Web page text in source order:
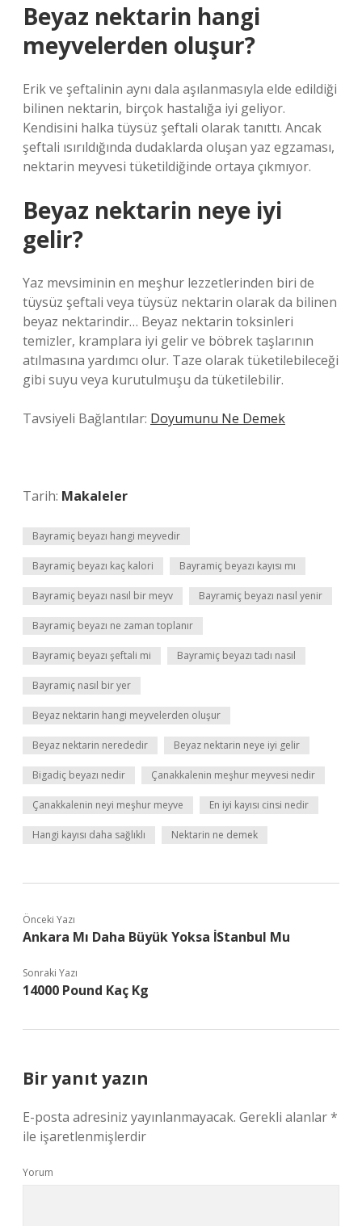
Beyaz nektarin hangi
meyvelerden oluşur?
Erik ve şeftalinin aynı dala aşılanmasıyla elde edildiği
bilinen nektarin, birçok hastalığa iyi geliyor.
Kendisini halka tüysüz şeftali olarak tanıttı. Ancak
şeftali ısırıldığında dudaklarda oluşan yaz egzaması,
nektarin meyvesi tüketildiğinde ortaya çıkmıyor.
Beyaz nektarin neye iyi
gelir?
Yaz mevsiminin en meşhur lezzetlerinden biri de
tüysüz şeftali veya tüysüz nektarin olarak da bilinen
beyaz nektarindir… Beyaz nektarin toksinleri
temizler, kramplara iyi gelir ve böbrek taşlarının
atılmasına yardımcı olur. Taze olarak tüketilebileceği
gibi suyu veya kurutulmuşu da tüketilebilir.
Tavsiyeli Bağlantılar: Doyumunu Ne Demek
Tarih: Makaleler
Bayramiç beyazı hangi meyvedir
Bayramiç beyazı kaç kalori Bayramiç beyazı kayısı mı
Bayramiç beyazı nasıl bir meyv Bayramiç beyazı nasıl yenir
Bayramiç beyazı ne zaman toplanır
Bayramiç beyazı şeftali mi Bayramiç beyazı tadı nasıl
Bayramiç nasıl bir yer
Beyaz nektarin hangi meyvelerden oluşur
Beyaz nektarin nerededir Beyaz nektarin neye iyi gelir
Bigadiç beyazı nedir Çanakkalenin meşhur meyvesi nedir
Çanakkalenin neyi meşhur meyve En iyi kayısı cinsi nedir
Hangi kayısı daha sağlıklı Nektarin ne demek
Önceki Yazı
Ankara Mı Daha Büyük Yoksa İStanbul Mu
Sonraki Yazı
14000 Pound Kaç Kg
Bir yanıt yazın
E-posta adresiniz yayınlanmayacak. Gerekli alanlar*
ile işaretlenmişlerdir
Yorum